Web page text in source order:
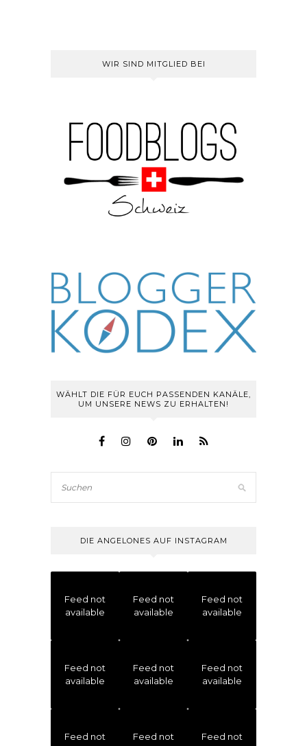
WIR SIND MITGLIED BEI
WÄHLT DIE FÜR EUCH PASSENDEN KANÄLE,
UM UNSERE NEWS ZU ERHALTEN!
DIE ANGELONES AUF INSTAGRAM
Feed not
available
Feed not
available
Feed not
available
Feed not
available
Feed not
available
Feed not
available
Feed not
Feed not
Feed not